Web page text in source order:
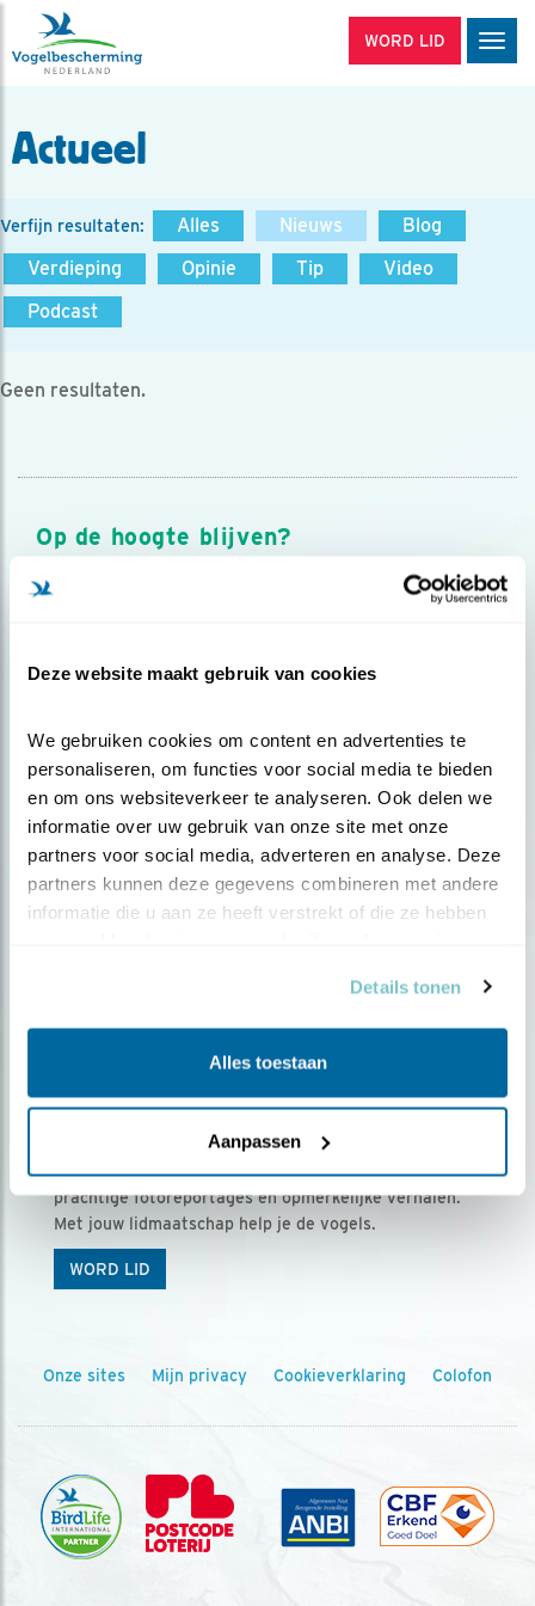
Deze website maakt gebruik van cookies
We gebruiken cookies om content en advertenties te
personaliseren, om functies voor social media te bieden
en om ons websiteverkeer te analyseren. Ook delen we
informatie over uw gebruik van onze site met onze
partners voor social media, adverteren en analyse. Deze
partners kunnen deze gegevens combineren met andere
informatie die u aan ze heeft verstrekt of die ze hebben
Details tonen
Alles toestaan
Aanpassen
WORD LID
Actueel
Verfijn resultaten: Alles Nieuws
Blog
Verdieping
Opinie Tip
Video
Podcast
Geen resultaten.
Op de hoogte blijven?
Meld je aan en ontvang nieuws, inspiratie, acties en tips
over vogels en activiteiten van Vogelbescherming.
Ontvang 5 x Vogels voor € 36,00 per jaar
Vogels is het tijdschrift voor onze leden, met
prachtige fotoreportages en opmerkelijke verhalen.
Met jouw lidmaatschap help je de vogels.
WORD LID
Onze sites Mijn privacy Cookieverklaring Colofon